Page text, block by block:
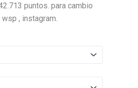
puntos. para cambio
, instagram.